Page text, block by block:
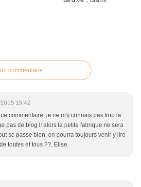
commentaire
15:42
commentaire, je ne m'y connais pas trop la
pas de blog !! alors la petite fabrique ne sera
se passe bien, on pourra toujours venir y lire
toutes et tous ??, Elise.